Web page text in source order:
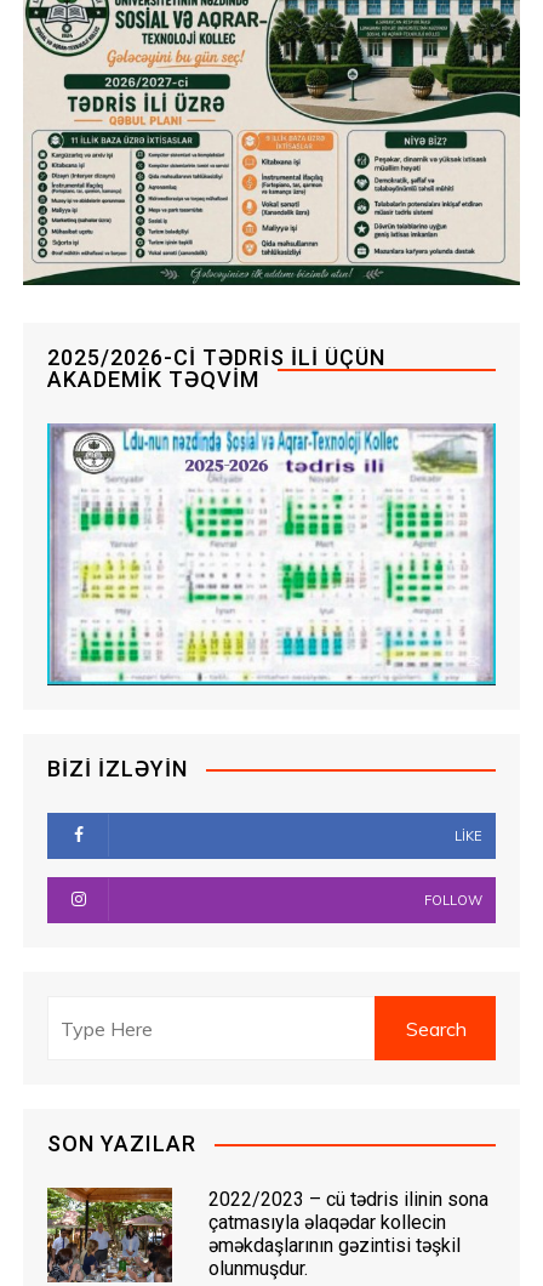
2025/2026-CI TƏDRIS ILI ÜÇÜN
AKADEMIK TƏQVIM
BIZI İZLƏYIN
LIKE
FOLLOW
SON YAZILAR
2022/2023 – cü tədris ilinin sona
çatmasıyla əlaqədar kollecin
əməkdaşlarının gəzintisi təşkil
olunmuşdur.